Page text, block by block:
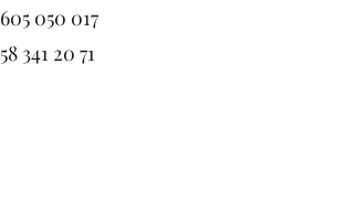
605 050 017
58 341 20 71